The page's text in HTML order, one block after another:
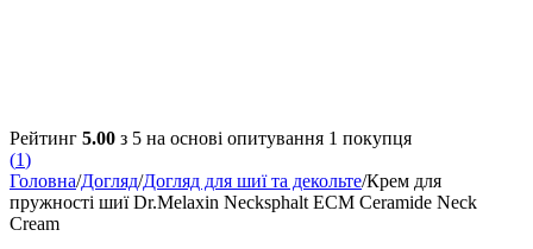
Рейтинг 5.00 з 5 на основі опитування 1 покупця
(1)
Головна/Догляд/Догляд для шиї та декольте/Крем для
пружності шиї Dr.Melaxin Necksphalt ECM Ceramide Neck
Cream